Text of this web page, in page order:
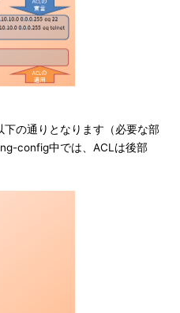
の通りとなります（必要な部
config中では、ACLは後部